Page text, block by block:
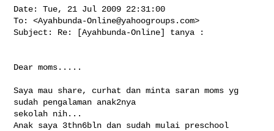
Date: Tue, 21 Jul 2009 22:31:00
To: <Ayahbunda-Online@yahoogroups.com>
Subject: Re: [Ayahbunda-Online] tanya :
Dear moms.....
Saya mau share, curhat dan minta saran moms yg
sudah pengalaman anak2nya
sekolah nih...
Anak saya 3thn6bln dan sudah mulai preschool